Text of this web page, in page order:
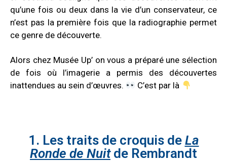
qu’une fois ou deux dans la vie d’un conservateur, ce
n’est pas la première fois que la radiographie permet
ce genre de découverte.
Alors chez Musée Up’ on vous a préparé une sélection
de fois où l’imagerie a permis des découvertes
inattendues au sein d’œuvres.
C’est par là
1. Les traits de croquis de La
Ronde de Nuit de Rembrandt